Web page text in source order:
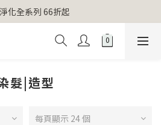
不限金額 即送 香遇熊超人行李吊牌
化全系列 66折起
不限金額 即送 香遇熊超人行李吊牌
髮|造型
每頁顯示 24 個